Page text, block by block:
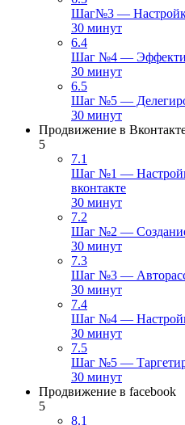
Шаг№3 —
30 минут
6.4
Шаг №4 —
30 минут
6.5
Шаг №5 —
30 минут
Продвижение в
5
7.1
Шаг №1 —
вконтакте
30 минут
7.2
Шаг №2 — Создание
30 минут
7.3
Шаг №3 —
30 минут
7.4
Шаг №4 —
30 минут
7.5
Шаг №5 —
30 минут
Продвижение в facebook
5
8.1